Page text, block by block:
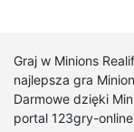
Graj w Minions
najlepsza gra
Darmowe dzięki
portal 123gry-